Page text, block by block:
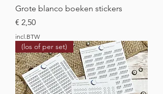
Grote blanco boeken stickers
Prijs
€ 2,50
incl.BTW
(los of per set)